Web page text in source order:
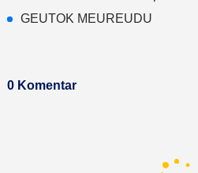
GEUTOK MEUREUDU
0 Komentar